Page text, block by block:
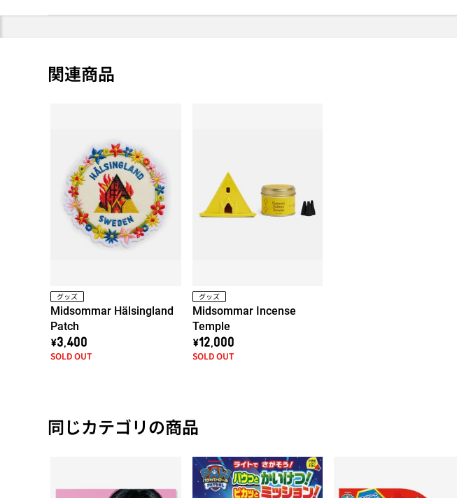
関連商品
グッズ
Midsommar Hälsingland
Patch
\3,400
SOLD OUT
グッズ
Midsommar Incense
Temple
\12,000
SOLD OUT
同じカテゴリの商品